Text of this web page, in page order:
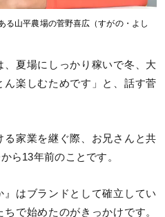
る山平農場の菅野喜広（すがの・よし
、夏場にしっかり稼いで冬、大
楽しむためです」と、話す菅
家業を継ぐ際、お兄さんと共
ら13年前のことです。
』はブランドとして確立してい
で始めたのがきっかけです。